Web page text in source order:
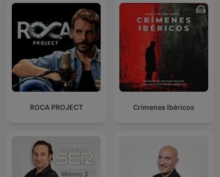
ROCA PROJECT Crímenes Ibéricos